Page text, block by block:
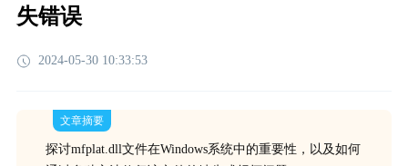
失错误
2024-05-30 10:33:53
文章摘要
探讨mfplat.dll文件在Windows系统中的重要性，以及如何